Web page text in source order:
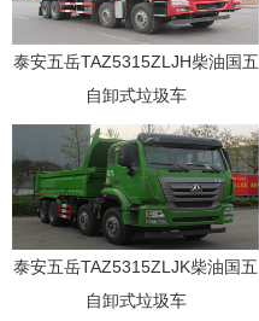
泰安五岳TAZ5315ZLJH柴油国五
自卸式垃圾车
泰安五岳TAZ5315ZLJK柴油国五
自卸式垃圾车